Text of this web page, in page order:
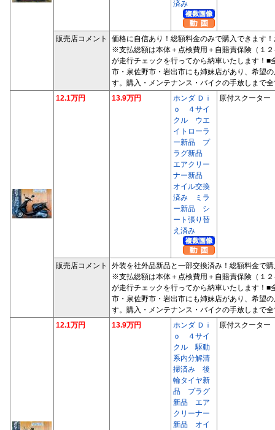
済み
販売店コメント
価格に自信あり！総額料金のみで購入できます
※支払総額は本体＋点検費用＋自賠責保険（１
が走行チェックを行ってから納車いたします！
市・泉佐野市・岩出市にも姉妹店があり、希望
す。購入・メンテナンス・バイクの手放しまで
12.1万円
13.9万円
ホンダ Ｄｉ
ｏ ４サイ
クル ウエ
イトローラ
ー新品 プ
ラグ新品
エアクリー
ナー新品
オイル交換
済み ミラ
ー新品 シ
ート張り替
え済み
原付スクーター
販売店コメント
外装を社外品新品と一部交換済み！総額料金で
※支払総額は本体＋点検費用＋自賠責保険（１
が走行チェックを行ってから納車いたします！
市・泉佐野市・岩出市にも姉妹店があり、希望
す。購入・メンテナンス・バイクの手放しまで
12.1万円
13.9万円
ホンダ Ｄｉ
ｏ ４サイ
クル 駆動
系内分解清
掃済み 後
輪タイヤ新
品 プラグ
新品 エア
クリーナー
新品 オイ
原付スクーター